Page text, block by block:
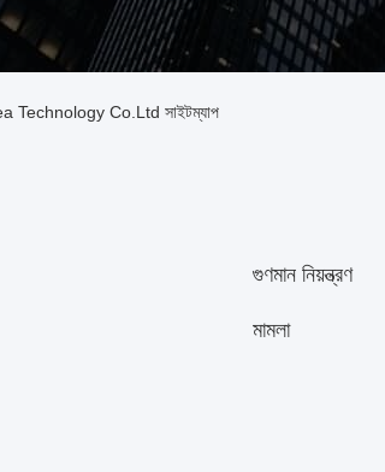
Technology Co.Ltd সাইটম্যাপ
গুণমান নিয়ন্ত্রণ
মামলা